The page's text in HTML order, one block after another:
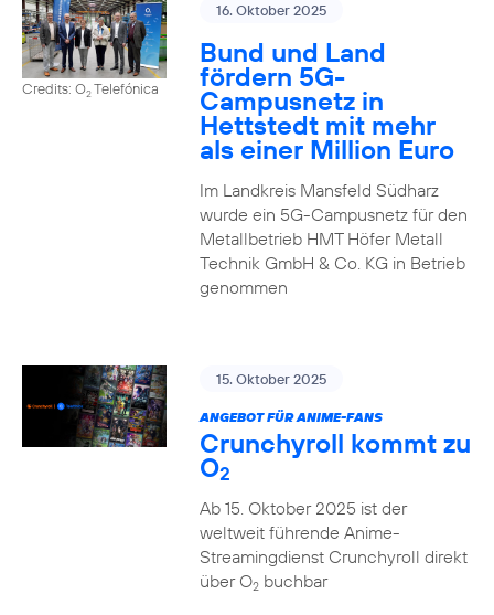
Credits: O2Telefónica
16. Oktober 2025
Bund und Land
fördern 5G-
Campusnetz in
Hettstedt mit mehr
als einer Million Euro
Im Landkreis Mansfeld Südharz
wurde ein 5G-Campusnetz für den
Metallbetrieb HMT Höfer Metall
Technik GmbH & Co. KG in Betrieb
genommen
15. Oktober 2025
ANGEBOT FÜR ANIME-FANS
Crunchyroll kommt zu
O2
Ab 15. Oktober 2025 ist der
weltweit führende Anime-
Streamingdienst Crunchyroll direkt
über O2buchbar